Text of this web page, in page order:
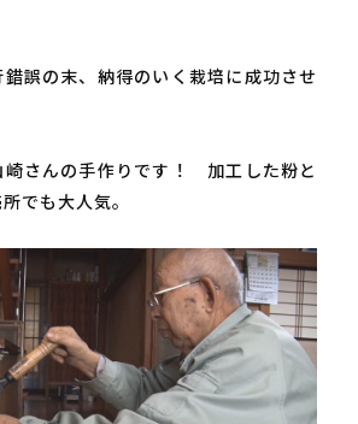
錯誤の末、納得のいく栽培に成功させ
さんの手作りです！　加工した粉と
でも大人気。